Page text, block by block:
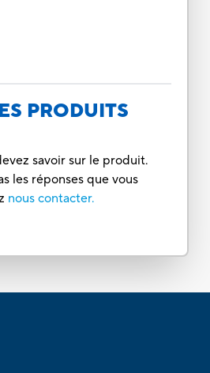
PRODUITS
savoir sur le produit.
les réponses que vous
nous contacter.